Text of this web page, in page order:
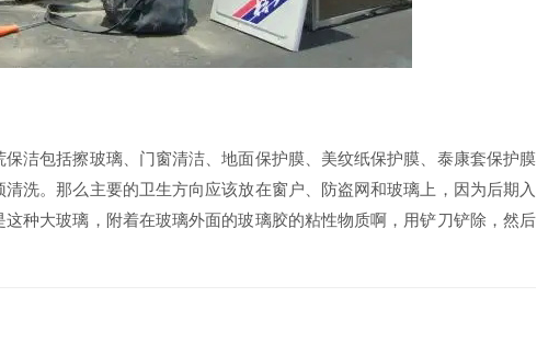
洁包括擦玻璃、门窗清洁、地面保护膜、美纹纸保护膜、泰康套保护膜
洗。那么主要的卫生方向应该放在窗户、防盗网和玻璃上，因为后期入
种大玻璃，附着在玻璃外面的玻璃胶的粘性物质啊，用铲刀铲除，然后